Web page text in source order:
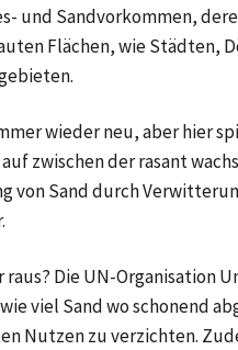
und Sandvorkommen,
Flächen, wie Städten,
wieder neu, aber hier
zwischen der rasant
von Sand durch
raus? Die UN-Organisation
viel Sand wo schonend
Nutzen zu verzichten.